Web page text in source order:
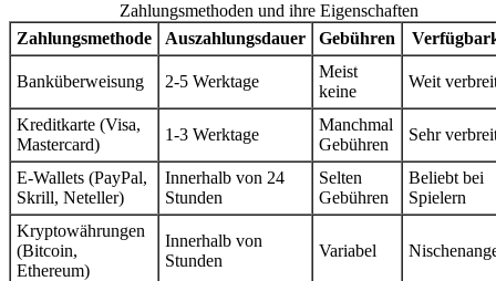
Zahlungsmethoden und ihre Eigenschaften
Zahlungsmethode
Auszahlungsdauer Gebühren
Banküberweisung 2-5 Werktage
Meist
keine
Weit
Kreditkarte (Visa,
Mastercard)
1-3 Werktage
Manchmal
Gebühren
Sehr
E-Wallets (PayPal,
Skrill, Neteller)
Innerhalb von 24
Stunden
Selten
Gebühren
Beliebt bei
Spielern
Kryptowährungen
(Bitcoin,
Ethereum)
Innerhalb von
Stunden
Variabel